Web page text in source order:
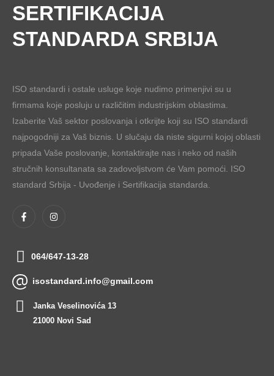
SERTIFIKACIJA
STANDARDA SRBIJA
ISO standardi i ostale usluge koje nudimo primenjivi su u
firmama koje posluju u različitim industrijskim oblastima.
Izaberite Vaš sektor poslovanja i otkrijte koji su ISO standardi
najpogodniji za Vaš biznis. U slučaju da niste sigurni kojoj oblasti
pripada Vaše poslovanje, kontaktirajte nas i neko od naših
stručnih konsultanata sa zadovoljstvom će Vam pomoći. ISO
standard Srbija - Uvođenje i Sertifikacija standarda.
064/647-13-28
isostandard.info@gmail.com
Janka Veselinovića 13
21000 Novi Sad